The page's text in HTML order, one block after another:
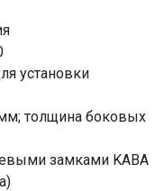
установки
толщина боковых
замками KABA